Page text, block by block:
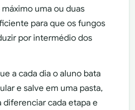
uma ou duas
para que os fungos
por intermédio dos
a cada dia o aluno bata
e salve em uma pasta,
diferenciar cada etapa e